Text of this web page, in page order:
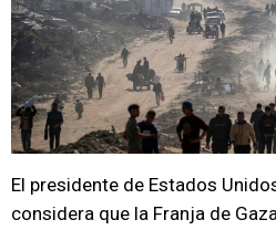
El presidente de Estados
considera que la Franja de